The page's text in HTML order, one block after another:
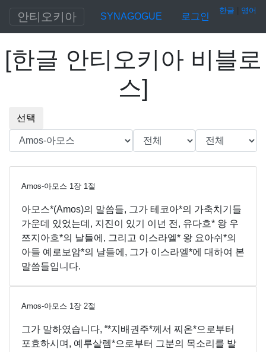
안티오키아 SYNAGOGUE 로그인
한글 영어
[한글 안티오키아 비블로
스]
선택
Amos-아모스 1장 1절
아모스*(Amos)의 말씀들, 그가 테코아*의 가축치기들
가운데 있었는데, 지진이 있기 이년 전, 유다흐* 왕 우
쯔지아흐*의 날들에, 그리고 이스라엘* 왕 요아쉬*의
아들 예로보암*의 날들에, 그가 이스라엘*에 대하여 본
말씀들입니다.
Amos-아모스 1장 2절
그가 말하였습니다, “*지배권주*께서 찌온*으로부터
포효하시며, 예루살렘*으로부터 그분의 목소리를 발